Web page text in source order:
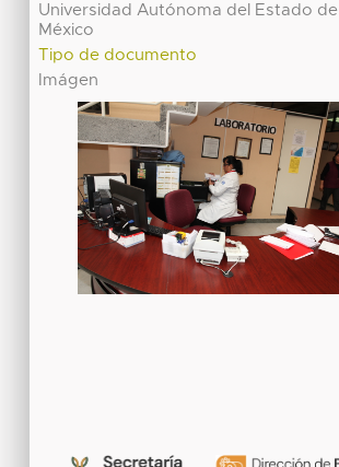
Universidad Autónoma del Estado de
México
Tipo de documento
Imágen